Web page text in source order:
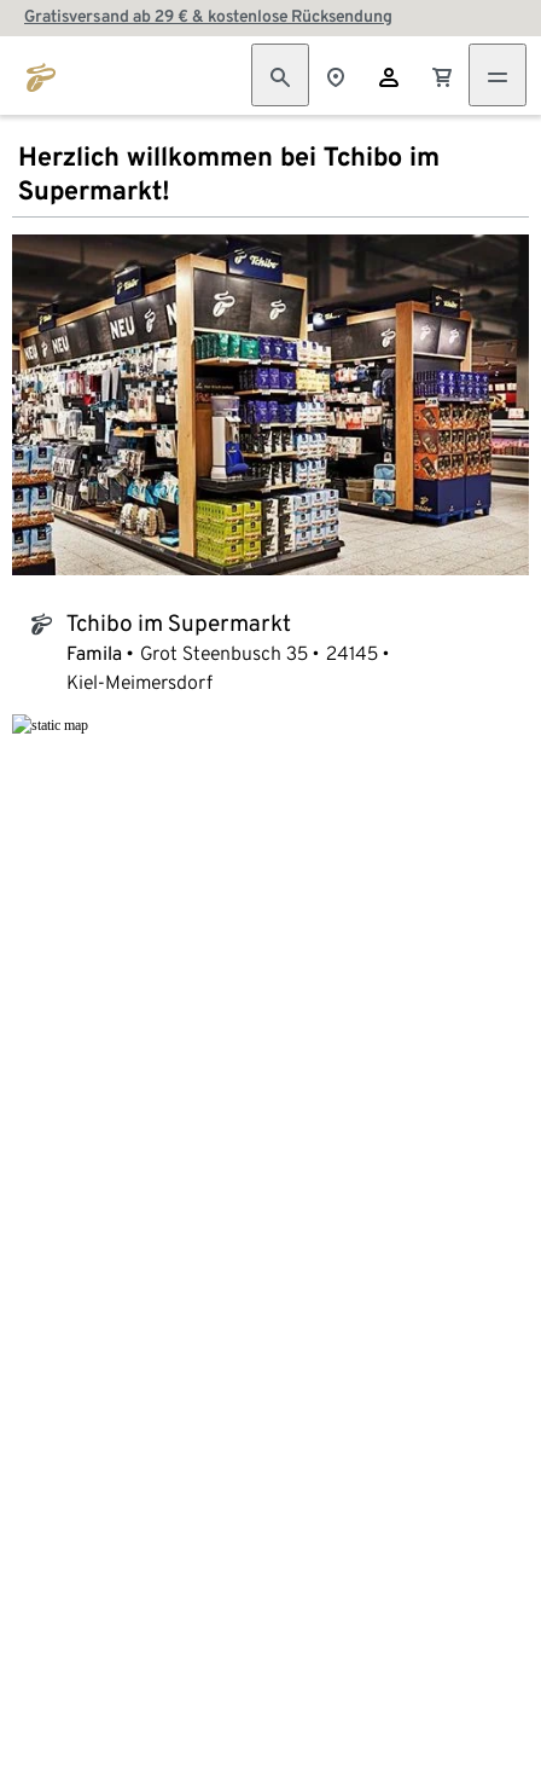
Gratisversand ab 29 € & kostenlose Rücksendung
Herzlich willkommen bei Tchibo im
Supermarkt!
tchibo_logo Tchibo im Supermarkt
Famila Grot Steenbusch 35
24145
Kiel-Meimersdorf